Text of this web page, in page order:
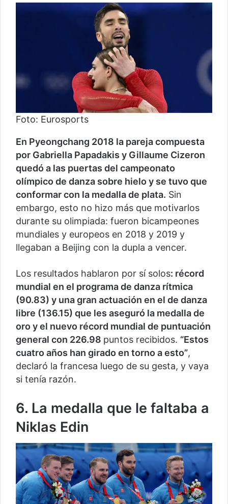
Foto: Eurosports
En Pyeongchang 2018 la pareja compuesta
por Gabriella Papadakis y Gillaume Cizeron
quedó a las puertas del campeonato
olímpico de danza sobre hielo y se tuvo que
conformar con la medalla de plata. Sin
embargo, esto no hizo más que motivarlos
durante su olimpiada: fueron bicampeones
mundiales y europeos en 2018 y 2019 y
llegaban a Beijing con la dupla a vencer.
Los resultados hablaron por sí solos: récord
mundial en el programa de danza rítmica
(90.83) y una gran actuación en el de danza
libre (136.15) que les aseguró la medalla de
oro y el nuevo récord mundial de puntuación
general con 226.98 puntos recibidos. “Estos
cuatro años han girado en torno a esto”,
declaró la francesa luego de su gesta, y vaya
si tenía razón.
6. La medalla que le faltaba a
Niklas Edin